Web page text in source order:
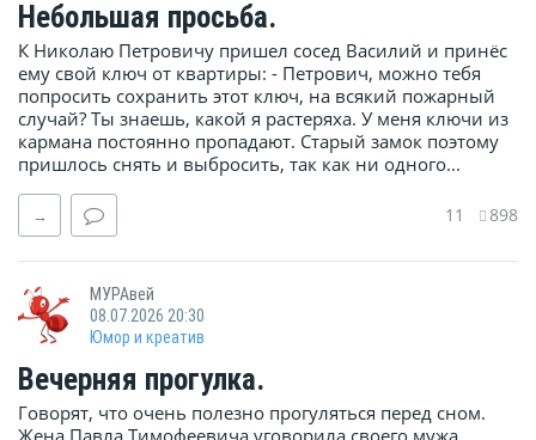
Небольшая просьба.
К Николаю Петровичу пришел сосед Василий и принёс
ему свой ключ от квартиры: - Петрович, можно тебя
попросить сохранить этот ключ, на всякий пожарный
случай? Ты знаешь, какой я растеряха. У меня ключи из
кармана постоянно пропадают. Старый замок поэтому
пришлось снять и выбросить, так как ни одного...
→ 11 898
МУРАвей
08.07.2026 20:30
Юмор и креатив
Вечерняя прогулка.
Говорят, что очень полезно прогуляться перед сном.